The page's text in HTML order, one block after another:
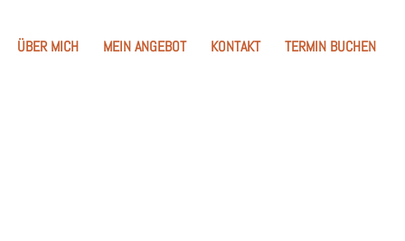
ÜBER MICH MEIN ANGEBOT KONTAKT TERMIN BUCHEN